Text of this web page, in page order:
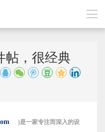
帖，很经典
)是一家专注而深入的设